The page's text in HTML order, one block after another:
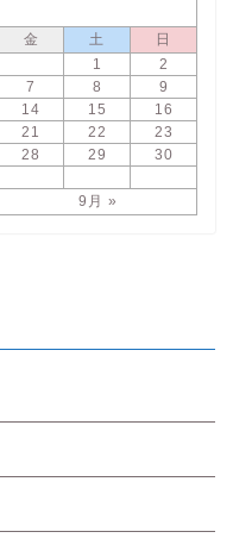
金 土
日
1
2
7 8
9
14 15
16
21 22
23
28 29
30
9月 »